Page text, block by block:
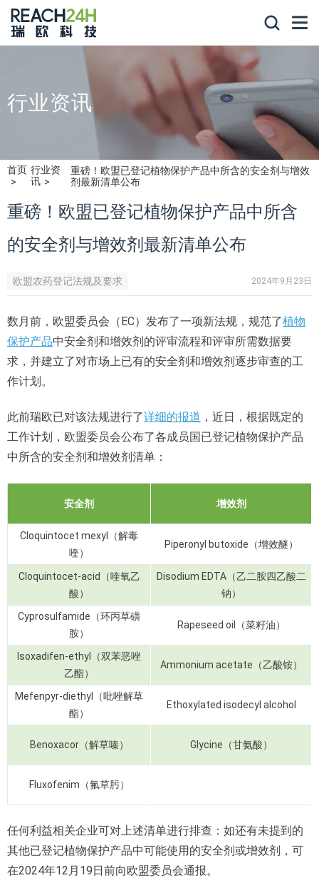
行业资讯
首页 行业资
讯
重磅！欧盟已登记植物保护产品中所含的安全剂与增效
剂最新清单公布
重磅！欧盟已登记植物保护产品中所含
的安全剂与增效剂最新清单公布
欧盟农药登记法规及要求 2024年9月23日
数月前，欧盟委员会（EC）发布了一项新法规，规范了植物
保护产品中安全剂和增效剂的评审流程和评审所需数据要
求，并建立了对市场上已有的安全剂和增效剂逐步审查的工
作计划。
此前瑞欧已对该法规进行了详细的报道 ，近日，根据既定的
工作计划，欧盟委员会公布了各成员国已登记植物保护产品
中所含的安全剂和增效剂清单：
安全剂 增效剂
Cloquintocet mexyl（解毒
喹）
Piperonyl butoxide（增效醚）
Cloquintocet-acid（喹氧乙
酸）
Disodium EDTA（乙二胺四乙酸二
钠）
Cyprosulfamide（环丙草磺
胺）
Rapeseed oil（菜籽油）
Isoxadifen-ethyl（双苯恶唑
乙酯）
Ammonium acetate（乙酸铵）
Mefenpyr-diethyl（吡唑解草
酯）
Ethoxylated isodecyl alcohol
Benoxacor（解草嗪） Glycine（甘氨酸）
Fluxofenim（氟草肟）
任何利益相关企业可对上述清单进行排查：如还有未提到的
其他已登记植物保护产品中可能使用的安全剂或增效剂，可
在2024年12月19日前向欧盟委员会通报。